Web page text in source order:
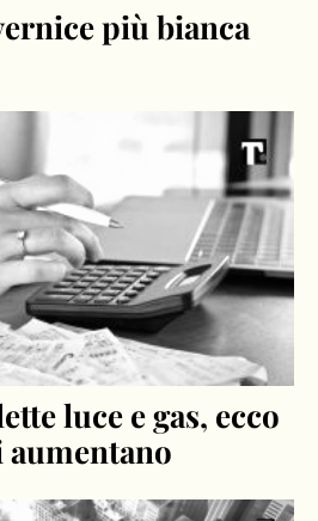
più bianca
luce e gas, ecco